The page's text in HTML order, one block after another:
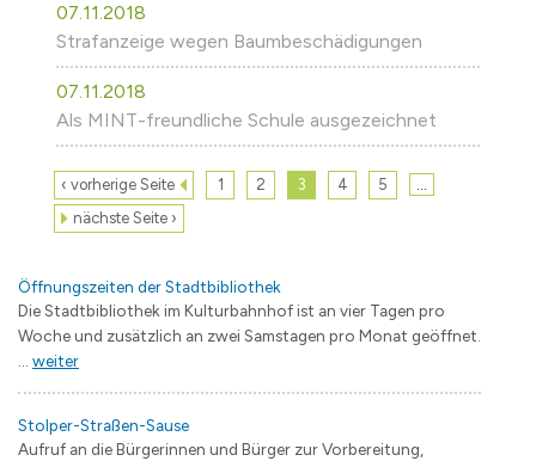
07.11.2018
Strafanzeige wegen Baumbeschädigungen
07.11.2018
Als MINT-freundliche Schule ausgezeichnet
‹ vorherige Seite 1 2 3 4 5 …
nächste Seite ›
Öffnungszeiten der Stadtbibliothek
Die Stadtbibliothek im Kulturbahnhof ist an vier Tagen pro
Woche und zusätzlich an zwei Samstagen pro Monat geöffnet.
weiter
Stolper-Straßen-Sause
Aufruf an die Bürgerinnen und Bürger zur Vorbereitung,